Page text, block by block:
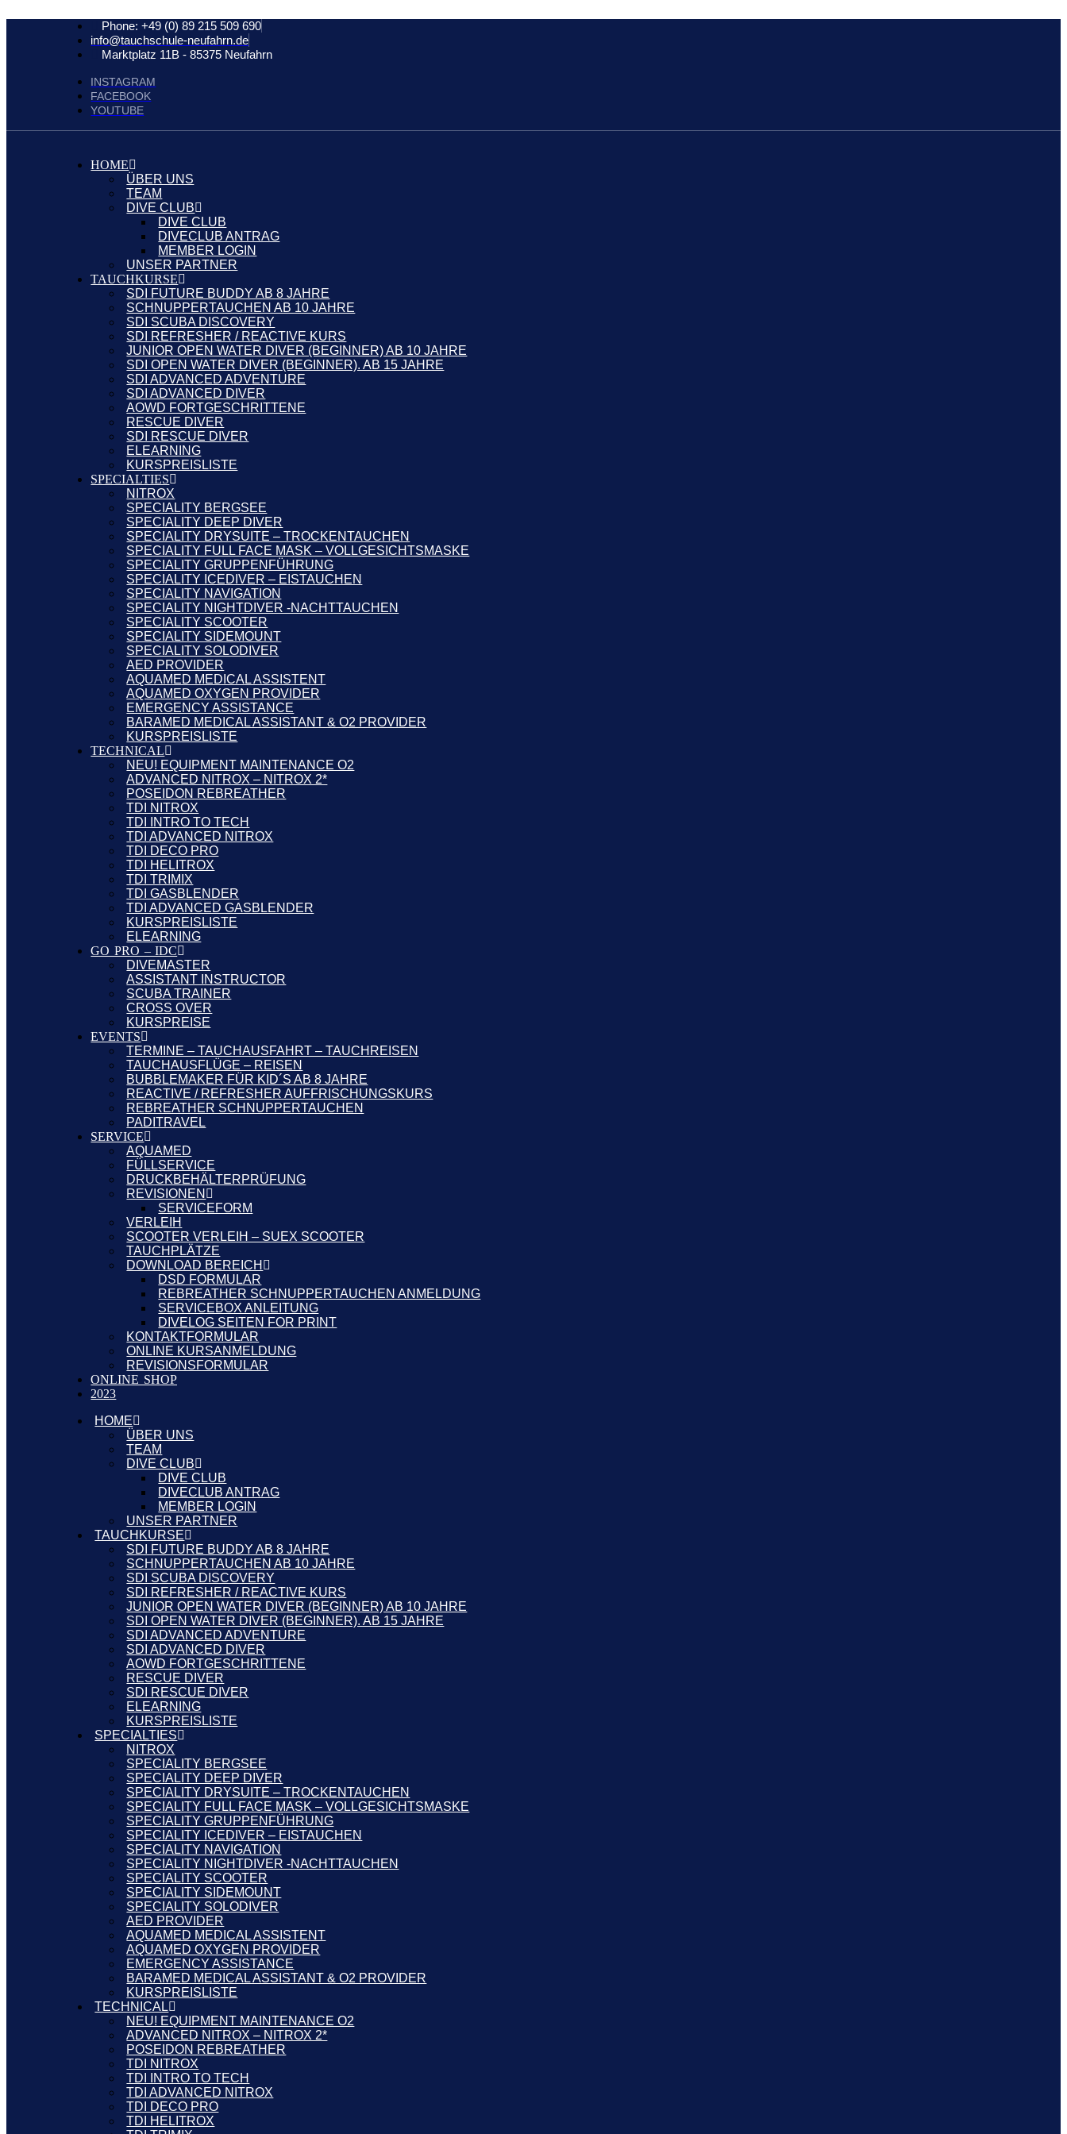
Phone: +49 (0) 89 215 509 690
info@tauchschule-neufahrn.de
Marktplatz 11B - 85375 Neufahrn
INSTAGRAM
FACEBOOK
YOUTUBE
HOME
ÜBER UNS
TEAM
DIVE CLUB
DIVE CLUB
DIVECLUB ANTRAG
MEMBER LOGIN
UNSER PARTNER
TAUCHKURSE
SDI FUTURE BUDDY AB 8 JAHRE
SCHNUPPERTAUCHEN AB 10 JAHRE
SDI SCUBA DISCOVERY
SDI REFRESHER / REACTIVE KURS
JUNIOR OPEN WATER DIVER (BEGINNER) AB 10 JAHRE
SDI OPEN WATER DIVER (BEGINNER). AB 15 JAHRE
SDI ADVANCED ADVENTURE
SDI ADVANCED DIVER
AOWD FORTGESCHRITTENE
RESCUE DIVER
SDI RESCUE DIVER
ELEARNING
KURSPREISLISTE
SPECIALTIES
NITROX
SPECIALITY BERGSEE
SPECIALITY DEEP DIVER
SPECIALITY DRYSUITE – TROCKENTAUCHEN
SPECIALITY FULL FACE MASK – VOLLGESICHTSMASKE
SPECIALITY GRUPPENFÜHRUNG
SPECIALITY ICEDIVER – EISTAUCHEN
SPECIALITY NAVIGATION
SPECIALITY NIGHTDIVER -NACHTTAUCHEN
SPECIALITY SCOOTER
SPECIALITY SIDEMOUNT
SPECIALITY SOLODIVER
AED PROVIDER
AQUAMED MEDICAL ASSISTENT
AQUAMED OXYGEN PROVIDER
EMERGENCY ASSISTANCE
BARAMED MEDICAL ASSISTANT & O2 PROVIDER
KURSPREISLISTE
TECHNICAL
NEU! EQUIPMENT MAINTENANCE O2
ADVANCED NITROX – NITROX 2*
POSEIDON REBREATHER
TDI NITROX
TDI INTRO TO TECH
TDI ADVANCED NITROX
TDI DECO PRO
TDI HELITROX
TDI TRIMIX
TDI GASBLENDER
TDI ADVANCED GASBLENDER
KURSPREISLISTE
ELEARNING
GO PRO – IDC
DIVEMASTER
ASSISTANT INSTRUCTOR
SCUBA TRAINER
CROSS OVER
KURSPREISE
EVENTS
TERMINE – TAUCHAUSFAHRT – TAUCHREISEN
TAUCHAUSFLÜGE – REISEN
BUBBLEMAKER FÜR KID´S AB 8 JAHRE
REACTIVE / REFRESHER AUFFRISCHUNGSKURS
REBREATHER SCHNUPPERTAUCHEN
PADITRAVEL
SERVICE
AQUAMED
FÜLLSERVICE
DRUCKBEHÄLTERPRÜFUNG
REVISIONEN
SERVICEFORM
VERLEIH
SCOOTER VERLEIH – SUEX SCOOTER
TAUCHPLÄTZE
DOWNLOAD BEREICH
DSD FORMULAR
REBREATHER SCHNUPPERTAUCHEN ANMELDUNG
SERVICEBOX ANLEITUNG
DIVELOG SEITEN FOR PRINT
KONTAKTFORMULAR
ONLINE KURSANMELDUNG
REVISIONSFORMULAR
ONLINE SHOP
2023
HOME
ÜBER UNS
TEAM
DIVE CLUB
DIVE CLUB
DIVECLUB ANTRAG
MEMBER LOGIN
UNSER PARTNER
TAUCHKURSE
SDI FUTURE BUDDY AB 8 JAHRE
SCHNUPPERTAUCHEN AB 10 JAHRE
SDI SCUBA DISCOVERY
SDI REFRESHER / REACTIVE KURS
JUNIOR OPEN WATER DIVER (BEGINNER) AB 10 JAHRE
SDI OPEN WATER DIVER (BEGINNER). AB 15 JAHRE
SDI ADVANCED ADVENTURE
SDI ADVANCED DIVER
AOWD FORTGESCHRITTENE
RESCUE DIVER
SDI RESCUE DIVER
ELEARNING
KURSPREISLISTE
SPECIALTIES
NITROX
SPECIALITY BERGSEE
SPECIALITY DEEP DIVER
SPECIALITY DRYSUITE – TROCKENTAUCHEN
SPECIALITY FULL FACE MASK – VOLLGESICHTSMASKE
SPECIALITY GRUPPENFÜHRUNG
SPECIALITY ICEDIVER – EISTAUCHEN
SPECIALITY NAVIGATION
SPECIALITY NIGHTDIVER -NACHTTAUCHEN
SPECIALITY SCOOTER
SPECIALITY SIDEMOUNT
SPECIALITY SOLODIVER
AED PROVIDER
AQUAMED MEDICAL ASSISTENT
AQUAMED OXYGEN PROVIDER
EMERGENCY ASSISTANCE
BARAMED MEDICAL ASSISTANT & O2 PROVIDER
KURSPREISLISTE
TECHNICAL
NEU! EQUIPMENT MAINTENANCE O2
ADVANCED NITROX – NITROX 2*
POSEIDON REBREATHER
TDI NITROX
TDI INTRO TO TECH
TDI ADVANCED NITROX
TDI DECO PRO
TDI HELITROX